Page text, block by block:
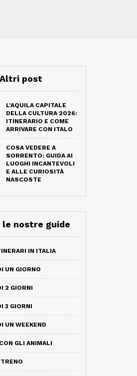
Altri post
L’AQUILA CAPITALE
DELLA CULTURA 2026:
ITINERARIO E COME
ARRIVARE CON ITALO
COSA VEDERE A
SORRENTO: GUIDA AI
LUOGHI INCANTEVOLI
E ALLE CURIOSITÀ
NASCOSTE
le nostre guide
IN ITALIA
UN GIORNO
2 GIORNI
3 GIORNI
UN WEEKEND
GLI ANIMALI